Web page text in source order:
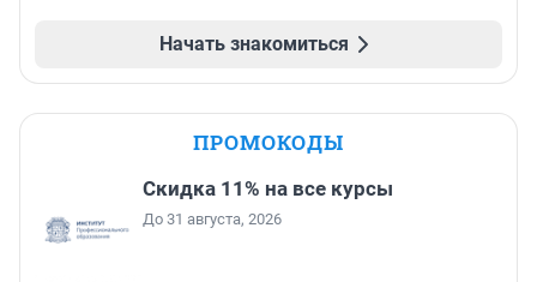
Начать знакомиться
ПРОМОКОДЫ
Скидка 11% на все курсы
До 31 августа, 2026